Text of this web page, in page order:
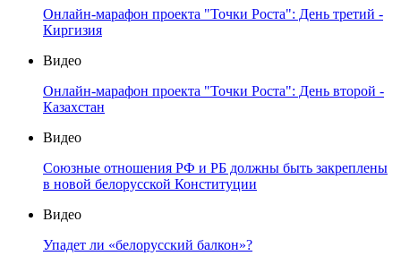
Онлайн-марафон проекта "Точки Роста": День третий -
Киргизия
Видео
Онлайн-марафон проекта "Точки Роста": День второй -
Казахстан
Видео
Союзные отношения РФ и РБ должны быть закреплены
в новой белорусской Конституции
Видео
Упадет ли «белорусский балкон»?